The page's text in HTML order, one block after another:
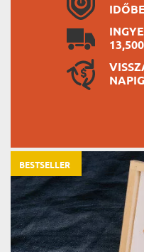
NAPIG
BESTSELLER